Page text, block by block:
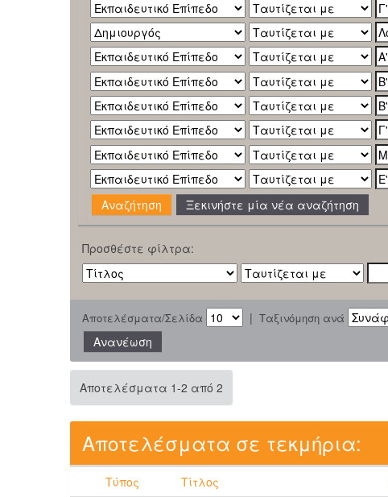
Ξεκινήστε μία νέα αναζήτηση
Προσθέστε φίλτρα:
Αποτελέσματα/Σελίδα | Ταξινόμηση ανά
Αποτελέσματα 1-2 από 2
Αποτελέσματα σε τεκμήρια:
Τύπος Τίτλος